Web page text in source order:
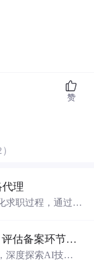
赞
理
求职过程，通过自
需要准备哪些材料？.docx
深度探索AI技术